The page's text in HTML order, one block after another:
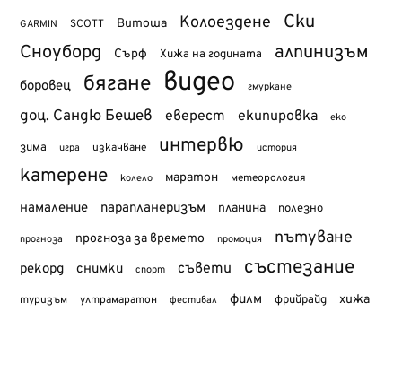
GARMIN SCOTT Витоша Колоездене Ски
Сноуборд Сърф Хижа на годината алпинизъм
боровец бягане видео гмуркане
доц. Сандю Бешев еверест екипировка еко
зима игра изкачване интервю история
катерене колело маратон метеорология
намаление парапланеризъм планина полезно
прогноза прогноза за времето промоция пътуване
рекорд снимки спорт съвети състезание
туризъм ултрамаратон фестивал филм фрийрайд хижа